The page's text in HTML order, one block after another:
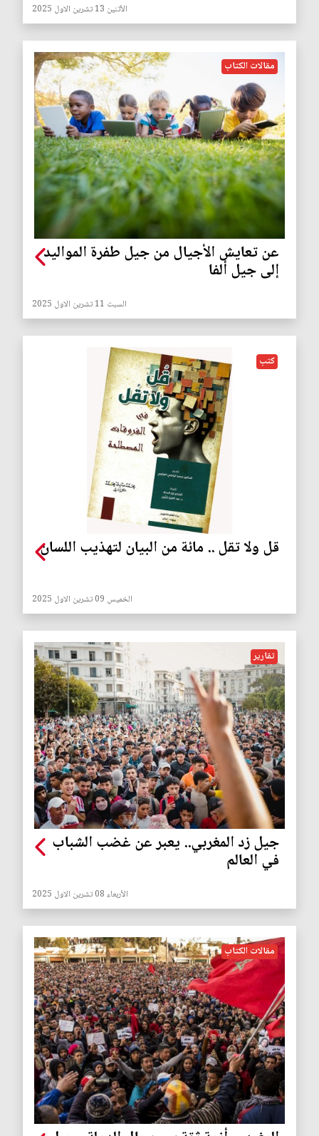
الأثنين 13 تشرين الاول 2025
مقالات الكتاب
عن تعايش الأجيال من جيل طفرة المواليد
إلى جيل ألفا
السبت 11 تشرين الاول 2025
كتب
قل ولا تقل .. مائة من البيان لتهذيب اللسان
الخميس 09 تشرين الاول 2025
تقارير
جيل زد المغربي.. يعبر عن غضب الشباب
في العالم
الأربعاء 08 تشرين الاول 2025
مقالات الكتاب